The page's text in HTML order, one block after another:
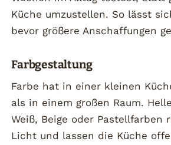
Küche umzustellen. So lässt
bevor größere Anschaffungen
Farbgestaltung
Farbe hat in einer kleinen
als in einem großen Raum.
Weiß, Beige oder Pastellfarben
Licht und lassen die Küche